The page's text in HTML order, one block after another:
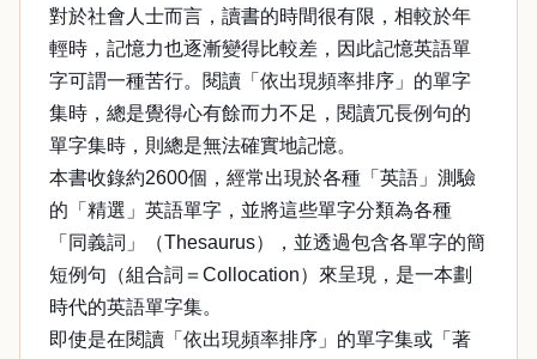
對於社會人士而言，讀書的時間很有限，相較於年
輕時，記憶力也逐漸變得比較差，因此記憶英語單
字可謂一種苦行。閱讀「依出現頻率排序」的單字
集時，總是覺得心有餘而力不足，閱讀冗長例句的
單字集時，則總是無法確實地記憶。
本書收錄約2600個，經常出現於各種「英語」測驗
的「精選」英語單字，並將這些單字分類為各種
「同義詞」（Thesaurus），並透過包含各單字的簡
短例句（組合詞＝Collocation）來呈現，是一本劃
時代的英語單字集。
即使是在閱讀「依出現頻率排序」的單字集或「著